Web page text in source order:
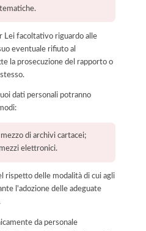
Lei facoltativo riguardo alle
eventuale rifiuto al
la prosecuzione del rapporto o
dati personali potranno
di archivi cartacei;
elettronici.
rispetto delle modalità di cui agli
l'adozione delle adeguate
da personale